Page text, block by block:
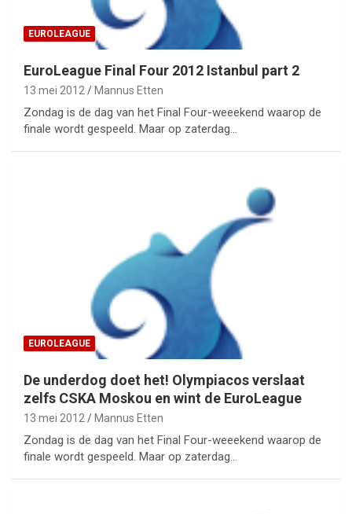
EUROLEAGUE
EuroLeague Final Four 2012 Istanbul part 2
13 mei 2012 Mannus Etten
Zondag is de dag van het Final Four-weeekend waarop de
finale wordt gespeeld. Maar op zaterdag…
EUROLEAGUE
De underdog doet het! Olympiacos verslaat
zelfs CSKA Moskou en wint de EuroLeague
13 mei 2012 Mannus Etten
Zondag is de dag van het Final Four-weeekend waarop de
finale wordt gespeeld. Maar op zaterdag…